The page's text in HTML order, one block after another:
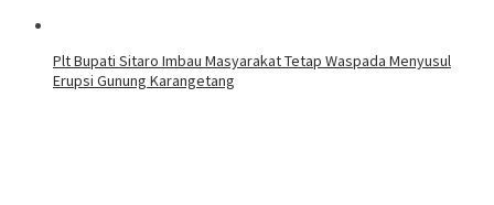
Plt Bupati Sitaro Imbau Masyarakat Tetap Waspada Menyusul
Erupsi Gunung Karangetang